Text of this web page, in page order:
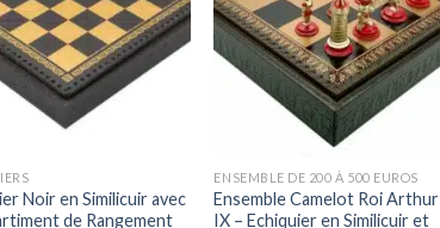
Noir en Similicuir avec
de Rangement
ENSEMBLE DE 200 À 500 EUROS
Ensemble Camelot Roi Arthur
IX – Echiquier en Similicuir et